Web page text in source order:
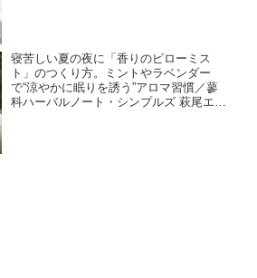
寝苦しい夏の夜に「香りのピローミス
ト」のつくり方。ミントやラベンダー
で“涼やかに眠りを誘う”アロマ習慣／蓼
科ハーバルノート・シンプルズ 萩尾エリ